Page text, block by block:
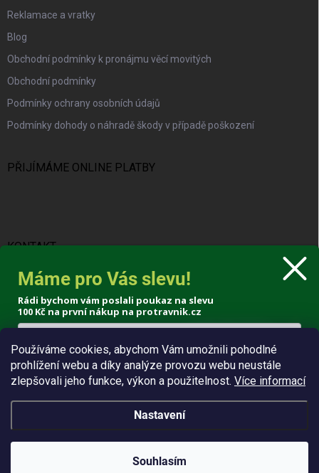
Používáme cookies, abychom Vám umožnili pohodlné
prohlížení webu a díky analýze provozu webu neustále
zlepšovali jeho funkce, výkon a použitelnost. Více informací
Nastavení
Souhlasím
Reklamace a vratky
Blog
Obchodní podmínky k pronájmu věcí movitých
Obchodní podmínky
Podmínky ochrany osobních údajů
Podmínky dohody o náhradě škody v případě poškození
PŘIJÍMÁME ONLINE PLATBY
KONTAKT
info@protravnik.cz
+420 724 308 341
ProTrávník. Všechna práva vyhrazena.
Máme pro Vás slevu!
Rádi bychom vám poslali poukaz na slevu
100 Kč na první nákup na protravnik.cz
Poslat voucher